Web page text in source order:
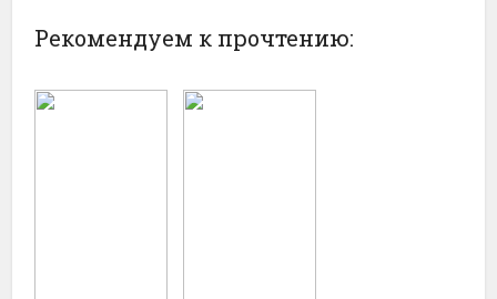
Рекомендуем к прочтению: